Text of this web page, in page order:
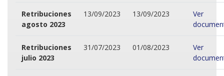
Retribuciones
agosto 2023
13/09/2023 13/09/2023
Ver
Retribuciones
julio 2023
31/07/2023 01/08/2023
Ver